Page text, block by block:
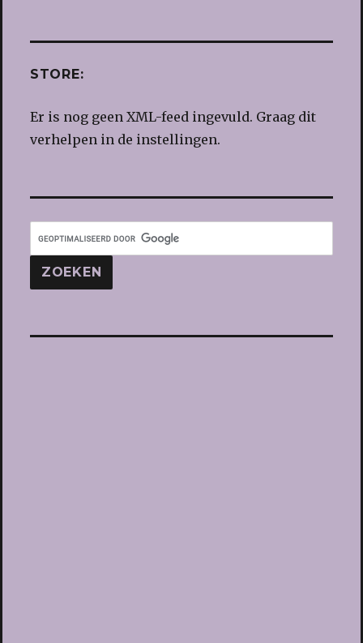
STORE:
Er is nog geen XML-feed ingevuld. Graag dit
verhelpen in de instellingen.